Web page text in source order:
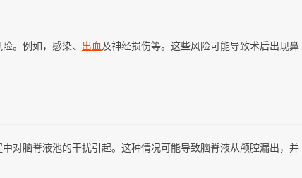
。例如，感染、 出血及神经损伤等。这些风险可能导致术后出现鼻
对脑脊液池的干扰引起。这种情况可能导致脑脊液从颅腔漏出，并